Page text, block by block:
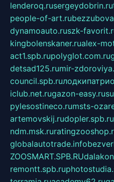
lenderoq.rusergeydobrin.ru
people-of-art.ru
dynamoauto.ruszk-
kingbolenskaner.rualex-
act1.spb.rupolyglot.com.ru
detsad125.rumir-
council.spb.ru
iclub.net.rugazon-easy.ru
pylesostineco.rumsts-
artemovskij.rudopler.spb.ru
ndm.msk.ru
globalautotrade.info
ZOOSMART.SPB.RU
remontt.spb.ru